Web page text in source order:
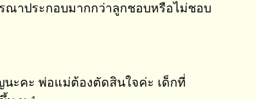
ณาประกอบมากกว่าลูกชอบหรือไม่ชอบ
นะคะ พ่อแม่ต้องตัดสินใจค่ะ เด็กที่